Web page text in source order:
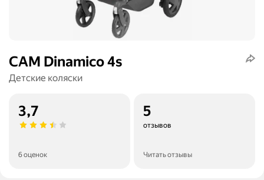
CAM Dinamico 4s
Детские коляски
3,7
6 оценок
5
отзывов
Читать отзывы